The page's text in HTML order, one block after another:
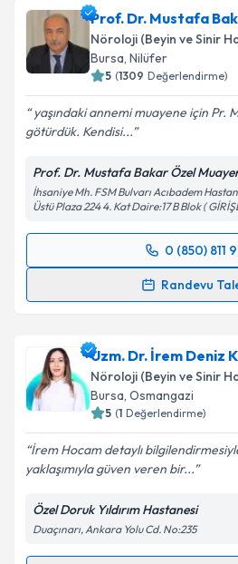
Prof. Dr. Mustafa
Nöroloji (Beyin ve Sinir
Bursa, Nilüfer
5 (1309 Değerlendirme)
yaşındaki annemi muayene için Pr.
götürdük. Kendisi...
Prof. Dr. Mustafa Bakar Özel
İhsaniye Mh. FSM Bulvarı Acıbadem
Üstü Plaza 224 4. Kat Daire:17 B Blok (
0 (850) 811
Randevu
Randevu Takvimi Talebi
takvim hazırlandığında e-
E-posta Adresiniz
Kişisel verilerimin
kapsamda işlenmesini
Uzm. Dr. İrem Deniz
Nöroloji (Beyin ve Sinir
Bursa, Osmangazi
5 (1 Değerlendirme)
İrem Hocam detaylı
yaklaşımıyla güven veren bir...
Özel Doruk Yıldırım Hastanesi
Duaçınarı, Ankara Yolu Cd. No:235